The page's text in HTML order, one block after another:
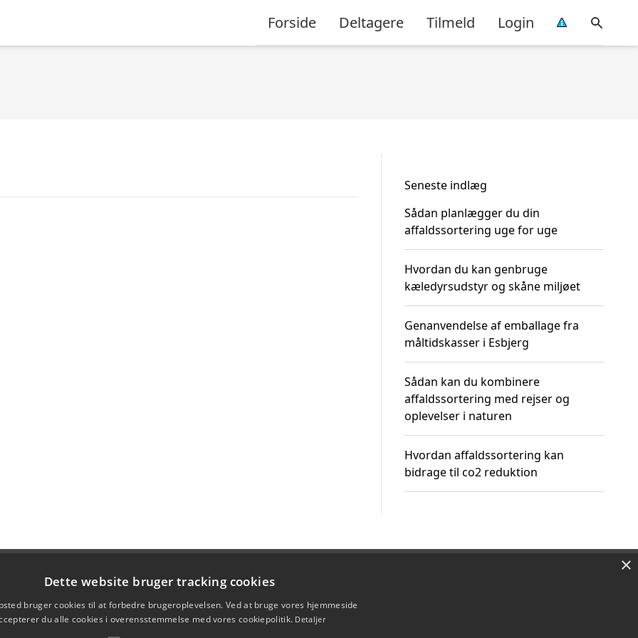
Forside Deltagere Tilmeld Login
Seneste indlæg
Sådan planlægger du din
affaldssortering uge for uge
Hvordan du kan genbruge
kæledyrsudstyr og skåne miljøet
Genanvendelse af emballage fra
måltidskasser i Esbjerg
Sådan kan du kombinere
affaldssortering med rejser og
oplevelser i naturen
Hvordan affaldssortering kan
bidrage til co2 reduktion
×
Dette website bruger tracking cookies
bruger cookies til at forbedre brugeroplevelsen. Ved at bruge vores hjemmeside
du alle cookies i overensstemmelse med vores cookiepolitik. Detaljer